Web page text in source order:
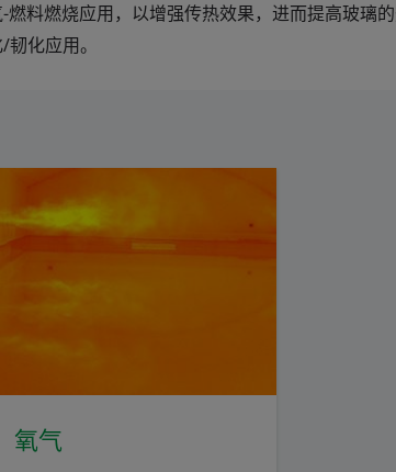
料燃烧应用，以增强传热效果，进而提高玻璃
化应用。
氧气